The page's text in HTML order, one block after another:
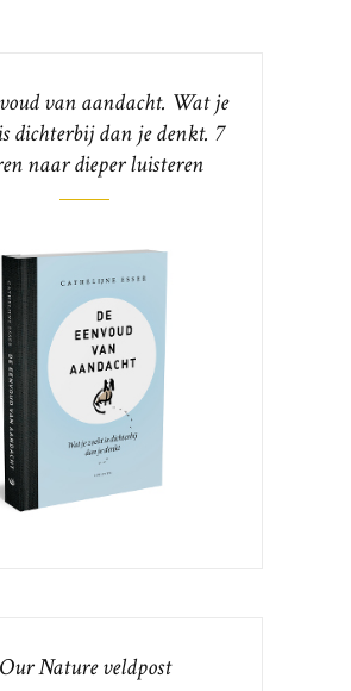
van aandacht. Wat je
dichterbij dan je denkt. 7
naar dieper luisteren
Our Nature veldpost